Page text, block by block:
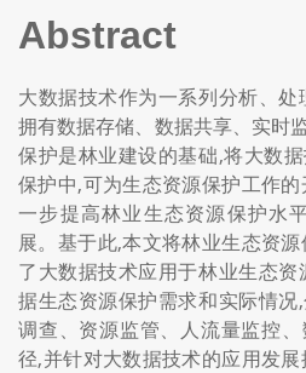
Abstract
大数据技术作为一系列分析、
拥有数据存储、数据共享、实时
保护是林业建设的基础,将大数
保护中,可为生态资源保护工作
一步提高林业生态资源保护水
展。基于此,本文将林业生态资
了大数据技术应用于林业生态
据生态资源保护需求和实际情
调查、资源监管、人流量监控
径,并针对大数据技术的应用发